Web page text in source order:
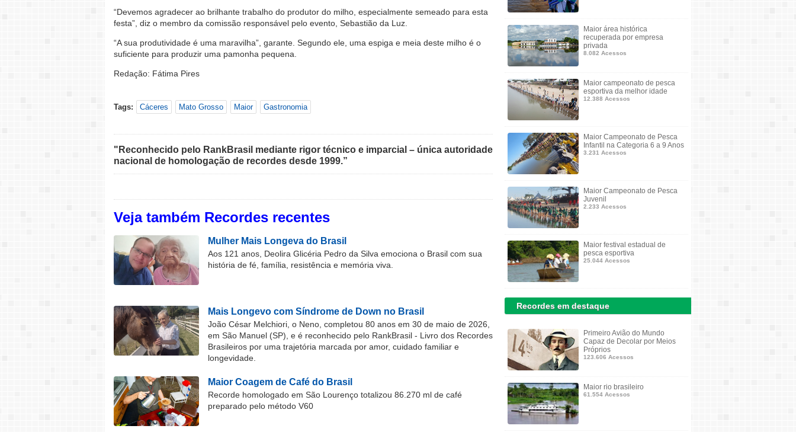
“Devemos agradecer ao brilhante trabalho do produtor do milho, especialmente semeado para esta
festa”, diz o membro da comissão responsável pelo evento, Sebastião da Luz.
“A sua produtividade é uma maravilha”, garante. Segundo ele, uma espiga e meia deste milho é o
suficiente para produzir uma pamonha pequena.
Redação: Fátima Pires
Tags: Cáceres Mato Grosso Maior Gastronomia
"Reconhecido pelo RankBrasil mediante rigor técnico e imparcial – única autoridade
nacional de homologação de recordes desde 1999.”
Veja também Recordes recentes
Mulher Mais Longeva do Brasil
Aos 121 anos, Deolira Glicéria Pedro da Silva emociona o Brasil com sua
história de fé, família, resistência e memória viva.
Mais Longevo com Síndrome de Down no Brasil
João César Melchiori, o Neno, completou 80 anos em 30 de maio de 2026,
em São Manuel (SP), e é reconhecido pelo RankBrasil - Livro dos Recordes
Brasileiros por uma trajetória marcada por amor, cuidado familiar e
longevidade.
Maior Coagem de Café do Brasil
Recorde homologado em São Lourenço totalizou 86.270 ml de café
preparado pelo método V60
Maior área histórica
recuperada por empresa
privada
8.082 Acessos
Maior campeonato de pesca
esportiva da melhor idade
12.388 Acessos
Maior Campeonato de Pesca
Infantil na Categoria 6 a 9 Anos
3.231 Acessos
Maior Campeonato de Pesca
Juvenil
2.233 Acessos
Maior festival estadual de
pesca esportiva
25.044 Acessos
Recordes em destaque
Primeiro Avião do Mundo
Capaz de Decolar por Meios
Próprios
123.606 Acessos
Maior rio brasileiro
61.554 Acessos